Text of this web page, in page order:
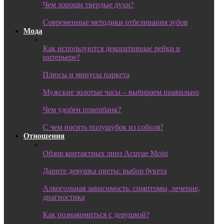
Чем хороши твердые духи?
Современные методики отбеливания зубов
Мода
Как используются декоративные рейки в
интерьере?
Плюсы и минусы паркета
Мужские золотые часы – выбираем правильно
Чем удобен повербанк?
С чем носить полушубок из соболя?
Отношения
Обзор контактных линз Acuvue Moist
Дарите девушка цветы: выбор букета
Алкогольная зависимость: симптомы, лечение,
диагностика
Как познакомиться с девушкой?